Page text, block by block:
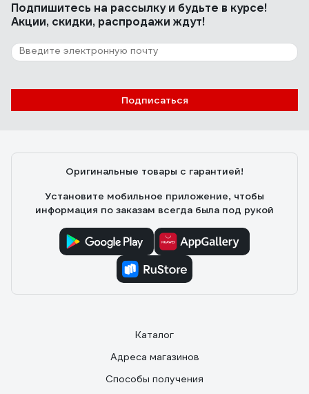
Подпишитесь на рассылкуи будьте в курсе!
Акции, скидки, распродажи ждут!
Подписаться
Оригинальные товары с гарантией!
Установите мобильное приложение, чтобы
информация по заказам всегда была под рукой
Каталог
Адреса магазинов
Способы получения